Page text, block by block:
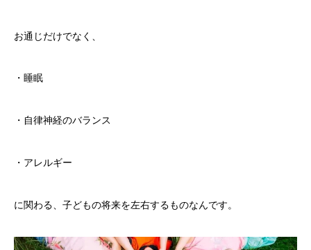
お通じだけでなく、
・睡眠
・自律神経のバランス
・アレルギー
に関わる、子どもの将来を左右するものなんです。